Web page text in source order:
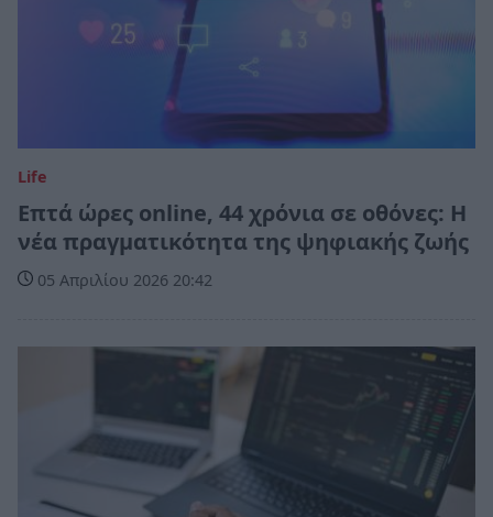
Life
Επτά ώρες online, 44 χρόνια σε οθόνες: Η
νέα πραγματικότητα της ψηφιακής ζωής
05 Απριλίου 2026 20:42